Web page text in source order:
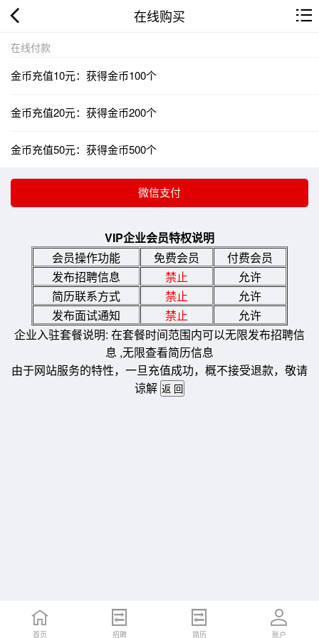
在线购买
在线付款
金币充值10元：获得金币100个
金币充值20元：获得金币200个
金币充值50元：获得金币500个
VIP企业会员特权说明
会员操作功能
免费会员
付费会员
发布招聘信息
禁止
允许
简历联系方式
禁止
允许
发布面试通知
禁止
允许
企业入驻套餐说明: 在套餐时间范围内可以无限发布招聘信
息 ,无限查看简历信息
由于网站服务的特性，一旦充值成功，概不接受退款，敬请
谅解
首页 招聘 简历 账户